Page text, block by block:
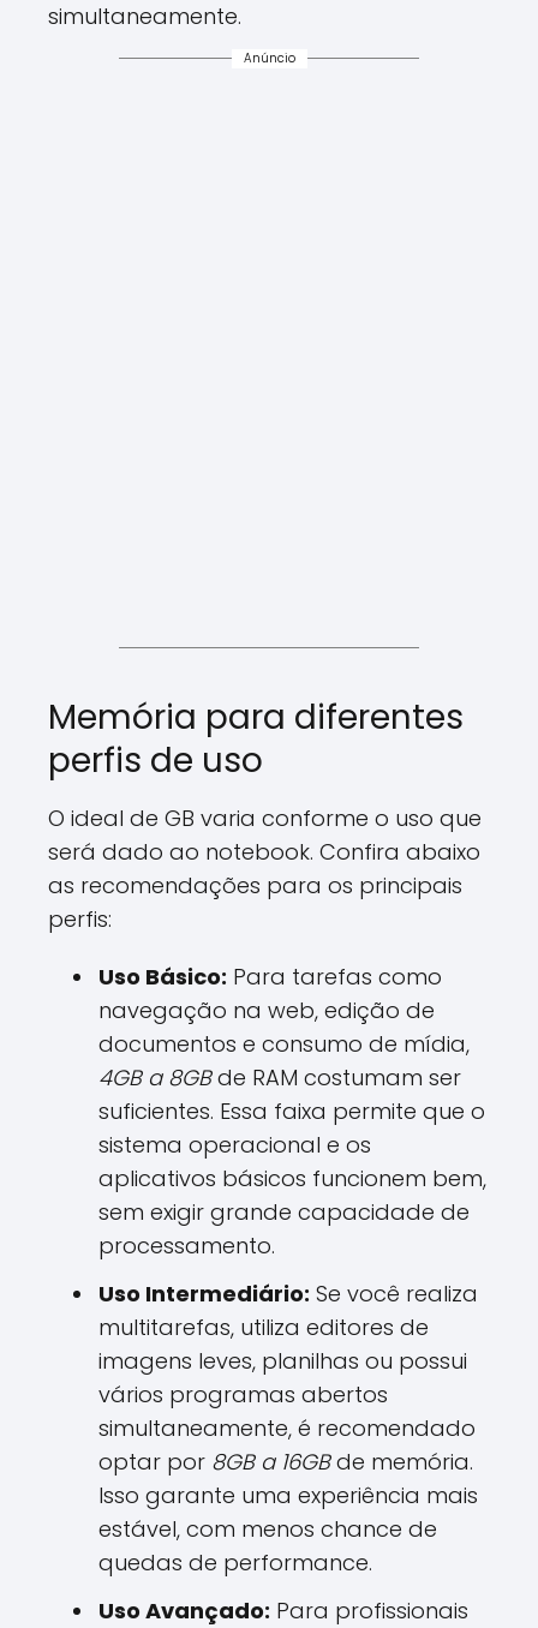
simultaneamente.
Anúncio
Memória para diferentes
perfis de uso
O ideal de GB varia conforme o uso que
será dado ao notebook. Confira abaixo
as recomendações para os principais
perfis:
Uso Básico: Para tarefas como
navegação na web, edição de
documentos e consumo de mídia,
4GB a 8GBde RAM costumam ser
suficientes. Essa faixa permite que o
sistema operacional e os
aplicativos básicos funcionem bem,
sem exigir grande capacidade de
processamento.
Uso Intermediário: Se você realiza
multitarefas, utiliza editores de
imagens leves, planilhas ou possui
vários programas abertos
simultaneamente, é recomendado
optar por 8GB a 16GBde memória.
Isso garante uma experiência mais
estável, com menos chance de
quedas de performance.
Uso Avançado: Para profissionais